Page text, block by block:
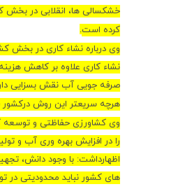
خشکسالی ها، انقلابی در بخش
کرده است.
وی درباره نشاء کاری در بخش
نشاء کاری علاوه بر کاهش
صرفه جویی آب نقش بسزایی دارد
هرچه سریعتر این روش درکشور
وی کشاورزی حفاظتی و توسعه
را در افزایش بهره وری آب و
اظهارداشت: با وجود دانش،
های کشور نباید محدودیتی در